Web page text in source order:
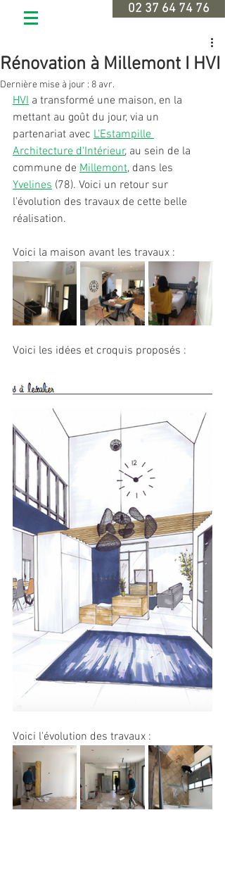
02 37 64 74 76
Rénovation à Millemont I HVI
Dernière mise à jour : 8 avr.
HVI a transformé une maison, en la
mettant au goût du jour, via un
partenariat avec L'Estampille
Architecture d'Intérieur, au sein de la
commune de Millemont, dans les
Yvelines (78). Voici un retour sur
l'évolution des travaux de cette belle
réalisation.
Voici la maison avant les travaux :
Voici les idées et croquis proposés :
Voici l'évolution des travaux :